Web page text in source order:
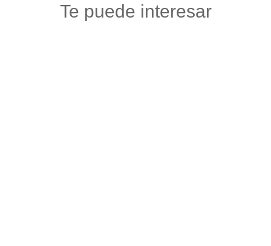
Te puede interesar